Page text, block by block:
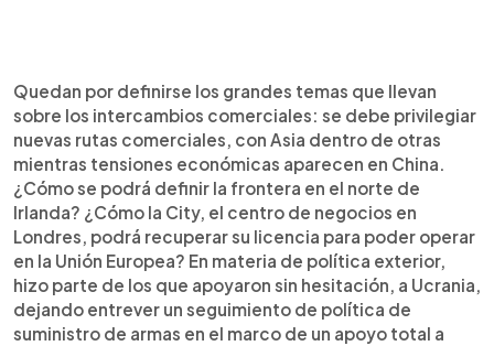
Quedan por definirse los grandes temas que llevan
sobre los intercambios comerciales: se debe privilegiar
nuevas rutas comerciales, con Asia dentro de otras
mientras tensiones económicas aparecen en China.
¿Cómo se podrá definir la frontera en el norte de
Irlanda? ¿Cómo la City, el centro de negocios en
Londres, podrá recuperar su licencia para poder operar
en la Unión Europea? En materia de política exterior,
hizo parte de los que apoyaron sin hesitación, a Ucrania,
dejando entrever un seguimiento de política de
suministro de armas en el marco de un apoyo total a